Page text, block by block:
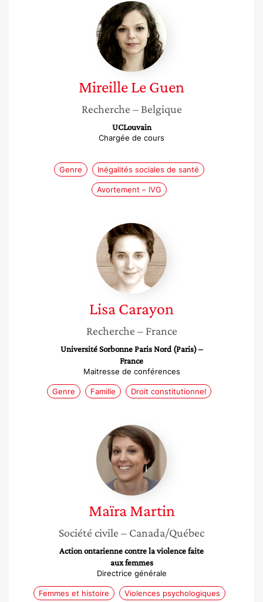
Mireille
Le
Guen
MireilleLe Guen
Recherche – Belgique
UCLouvain
Chargée de cours
Genre Inégalités sociales de santé
Avortement – IVG
Lisa
Carayon
LisaCarayon
Recherche – France
Université Sorbonne Paris Nord (Paris) –
France
Maitresse de conférences
Genre Famille Droit constitutionnel
Maïra
Martin
Maïra Martin
Société civile – Canada/Québec
Action ontarienne contre la violence faite
aux femmes
Directrice générale
Femmes et histoire Violences psychologiques